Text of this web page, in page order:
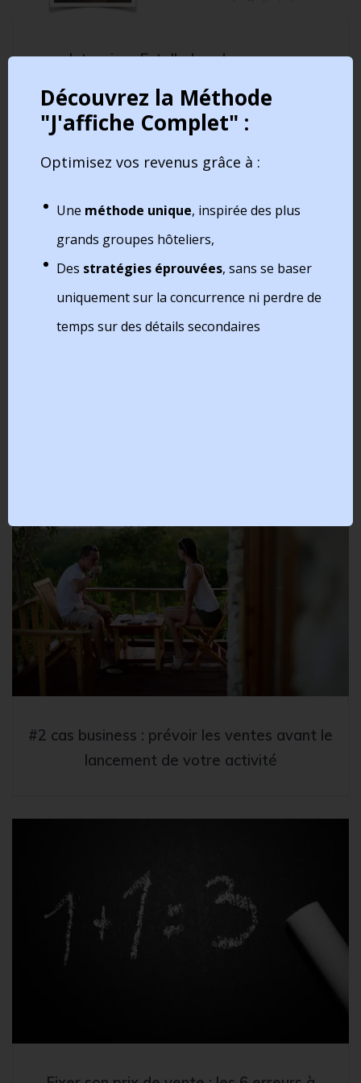
Interview Estelle Izard : revenue
management en hôtellerie
#2 cas business : prévoir les ventes avant le
lancement de votre activité
Découvrez la Méthode
"J'affiche Complet" :
Optimisez vos revenus grâce à :
Une méthode unique, inspirée des plus
grands groupes hôteliers,
Des stratégies éprouvées, sans se baser
uniquement sur la concurrence ni perdre de
temps sur des détails secondaires